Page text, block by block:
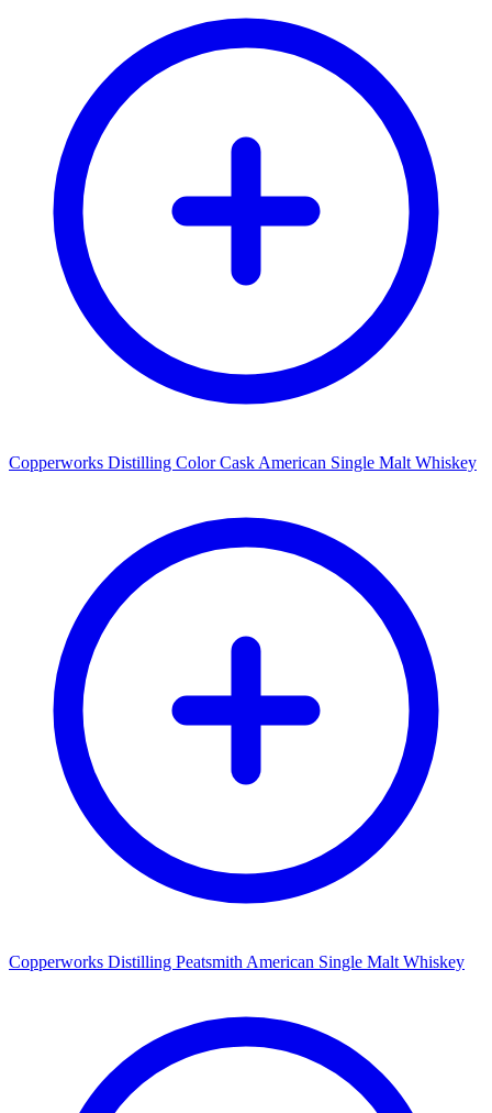
Copperworks Distilling Color Cask American Single Malt Whiskey
Copperworks Distilling Peatsmith American Single Malt Whiskey